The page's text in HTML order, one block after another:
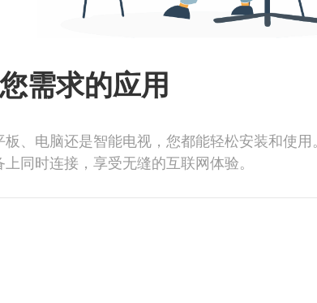
需求的应用
、电脑还是智能电视，您都能轻松安装和使用。
同时连接，享受无缝的互联网体验。